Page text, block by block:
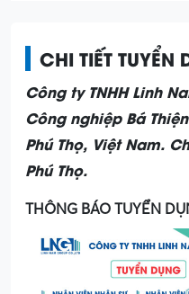
CHI TIẾT TUYỂN
Công ty TNHH Linh
Công nghiệp Bá
Phú Thọ, Việt Nam.
Phú Thọ.
THÔNG BÁO TUYỂN